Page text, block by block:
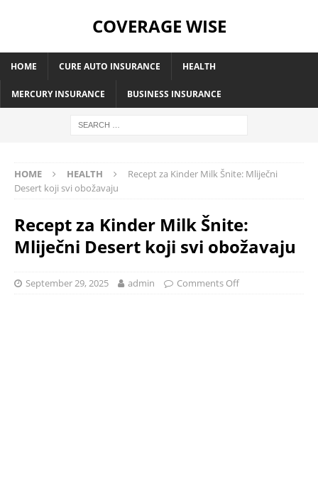
COVERAGE WISE
HOME CURE AUTO INSURANCE HEALTH
MERCURY INSURANCE BUSINESS INSURANCE
HOME HEALTH
Recept za Kinder Milk Šnite: Mliječni
Desert koji svi obožavaju
Recept za Kinder Milk Šnite:
Mliječni Desert koji svi obožavaju
September 29, 2025 admin Comments Off